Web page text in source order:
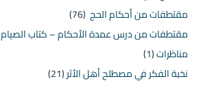
مقتطفات من أحكام الحج (76)
مقتطفات من درس عمدة الأحكام – كتاب الصيام
مناظرات(1)
نخبة الفكر في مصطلح أهل الأثر(21)